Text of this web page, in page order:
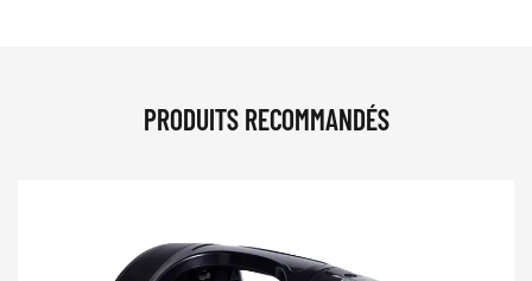
PRODUITS RECOMMANDÉS